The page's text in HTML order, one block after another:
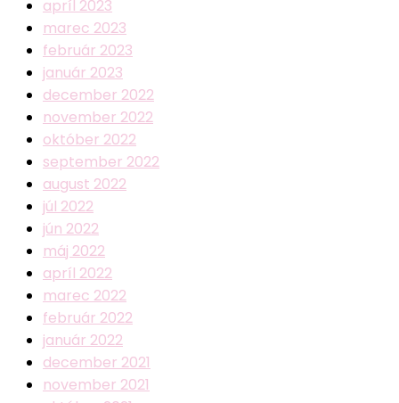
apríl 2023
marec 2023
február 2023
január 2023
december 2022
november 2022
október 2022
september 2022
august 2022
júl 2022
jún 2022
máj 2022
apríl 2022
marec 2022
február 2022
január 2022
december 2021
november 2021